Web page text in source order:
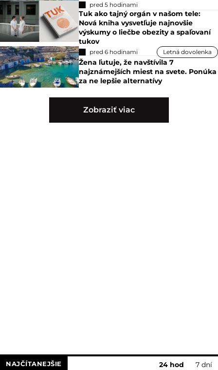
pred 5 hodinami
Tuk ako tajný orgán v našom tele:
Nová kniha vysvetľuje najnovšie
výskumy o liečbe obezity a spaľovaní
tukov
pred 6 hodinami Letná dovolenka
Žena ľutuje, že navštívila 7
najznámejších miest na svete. Ponúka
za ne lepšie alternatívy
Zobraziť viac
NAJČÍTANEJŠIE 24 hod 7 dní